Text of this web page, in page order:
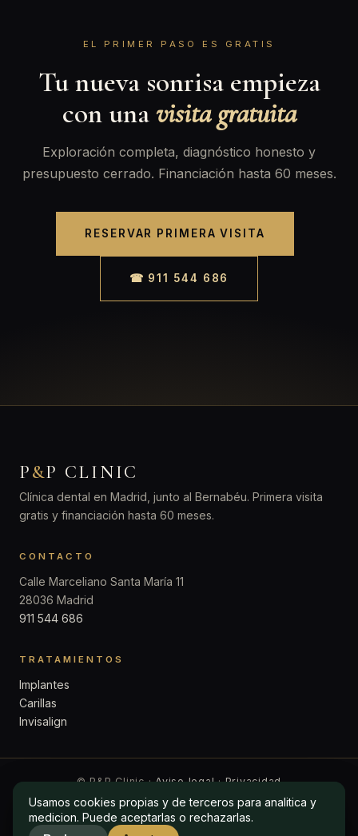
EL PRIMER PASO ES GRATIS
Tu nueva sonrisa empieza
con unavisita gratuita
Exploración completa, diagnóstico honesto y
presupuesto cerrado. Financiación hasta 60 meses.
RESERVAR PRIMERA VISITA
☎ 911 544 686
P&P CLINIC
Clínica dental en Madrid, junto al Bernabéu. Primera visita
gratis y financiación hasta 60 meses.
CONTACTO
Calle Marceliano Santa María 11
28036 Madrid
911 544 686
TRATAMIENTOS
Implantes
Carillas
Invisalign
© P&P Clinic ·Aviso legal·Privacidad
Usamos cookies propias y de terceros para analitica y
medicion. Puede aceptarlas o rechazarlas.
Usamos cookies propias y de terceros para analitica y
medicion. Puede aceptarlas o rechazarlas.